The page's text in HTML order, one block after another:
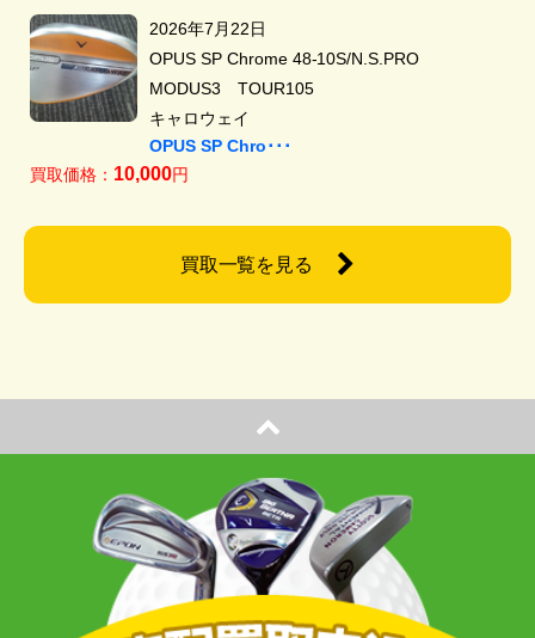
2026年7月22日
OPUS SP Chrome 48-10S/N.S.PRO
MODUS3 TOUR105
キャロウェイ
OPUS SP Chro･･･
買取価格： 10,000円
買取一覧を見る